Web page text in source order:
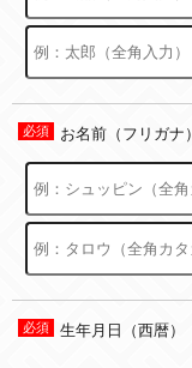
お名前（フリガナ）
生年月日（西暦）